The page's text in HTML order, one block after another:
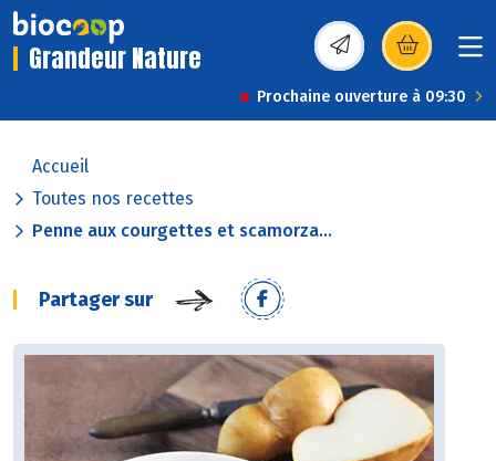
Grandeur Nature (s’ouvre dans une
Prochaine ouverture à 09:30
Accueil
Toutes nos recettes
Penne aux courgettes et scamorza...
Partager sur